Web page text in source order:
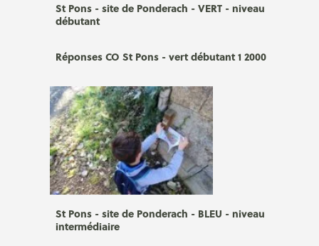
St Pons - site de Ponderach - VERT - niveau
débutant
Réponses CO St Pons - vert débutant 1 2000
St Pons - site de Ponderach - BLEU - niveau
intermédiaire